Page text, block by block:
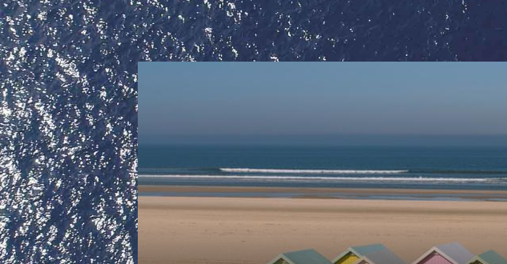
Règlementation
BATEAUX
Yachting
Arkea Ultim Challenge
Route du Rhum - Destination
Guadeloupe
Plongée
Glisse